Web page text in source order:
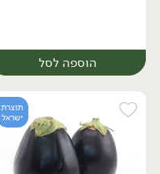
הוספה לסל
תוצרת
ישראל